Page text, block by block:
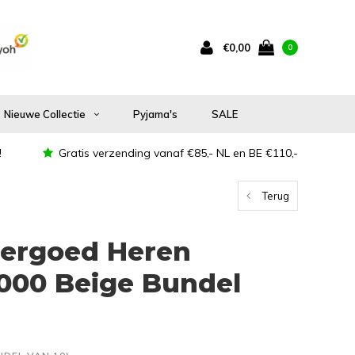
€0,00 0
Nieuwe Collectie Pyjama's SALE
Gratis verzending vanaf €85,- NL en BE €110,-
Terug
Heren
Beige Bundel